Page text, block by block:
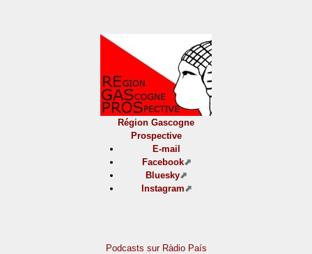
Région Gascogne
Prospective
E-mail
Facebook
Bluesky
Instagram
Podcasts sur Ràdio País